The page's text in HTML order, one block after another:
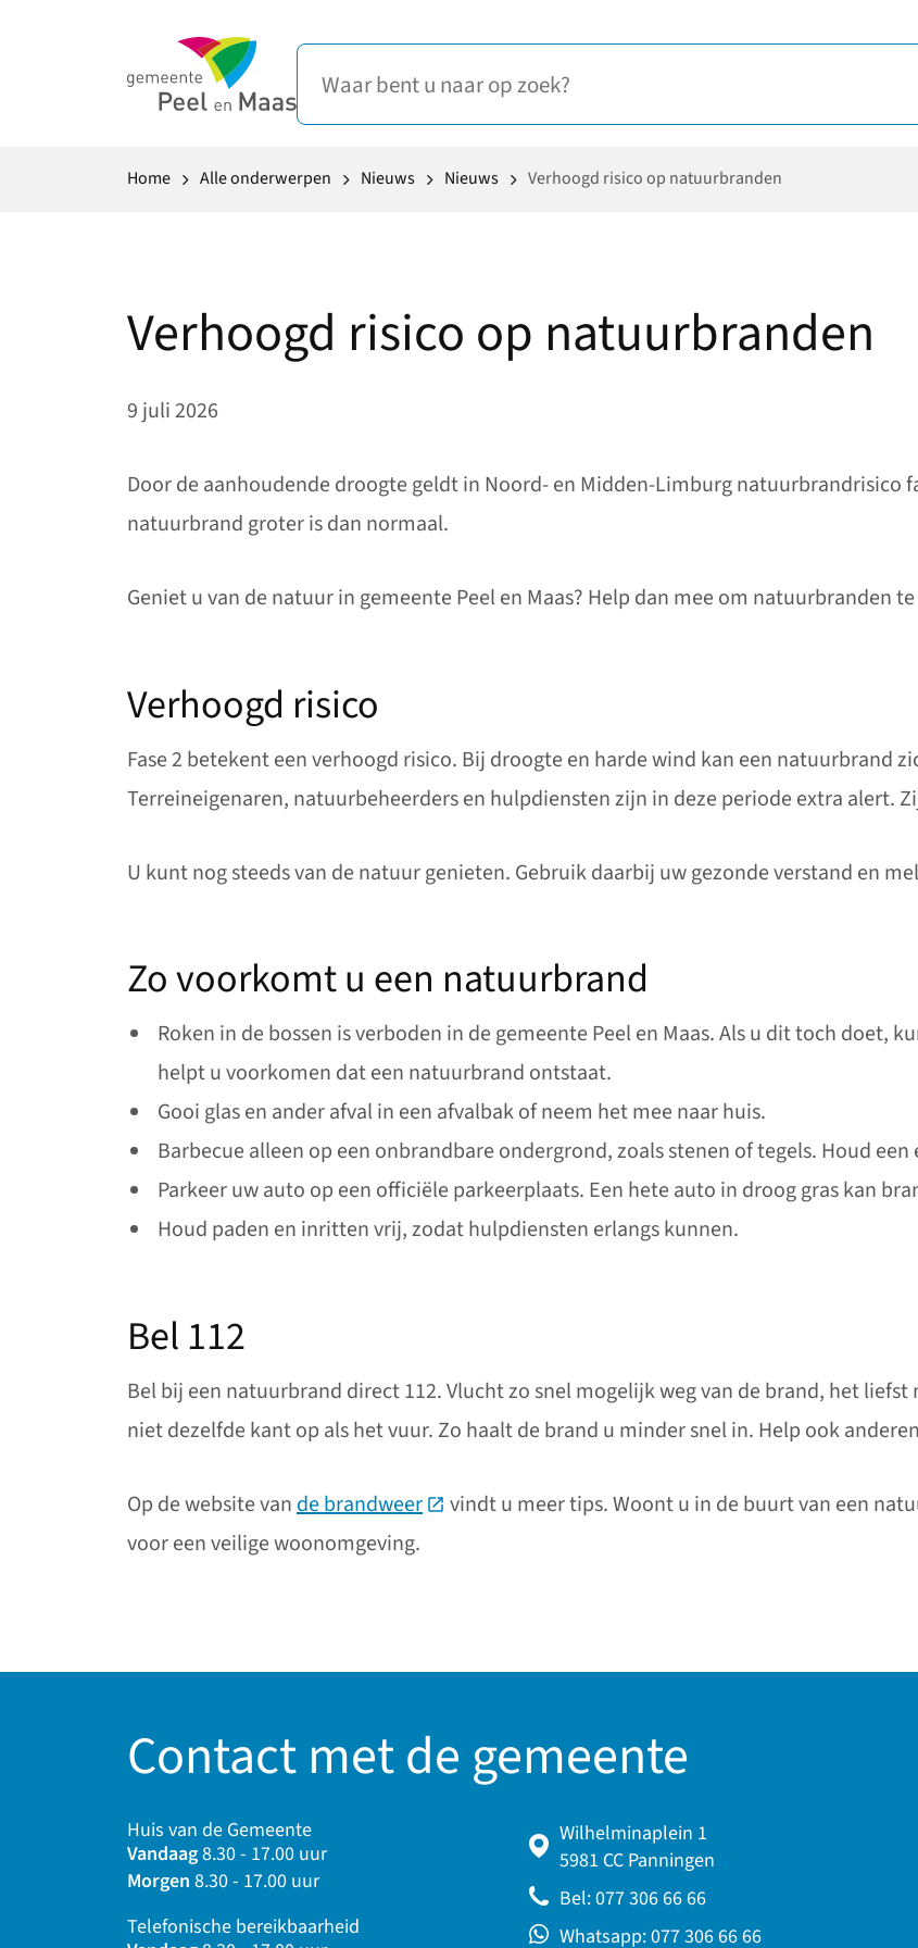
Home Alle onderwerpen Nieuws Nieuws Verhoogd risico op natuurbranden
Verhoogd risico op natuurbranden
9 juli 2026
Door de aanhoudende droogte geldt in Noord- en Midden-Limburg natuurbrandrisico
natuurbrand groter is dan normaal.
Geniet u van de natuur in gemeente Peel en Maas? Help dan mee om natuurbranden
Verhoogd risico
Fase 2 betekent een verhoogd risico. Bij droogte en harde wind kan een natuurbrand
Terreineigenaren, natuurbeheerders en hulpdiensten zijn in deze periode extra alert.
U kunt nog steeds van de natuur genieten. Gebruik daarbij uw gezonde verstand en
Zo voorkomt u een natuurbrand
Roken in de bossen is verboden in de gemeente Peel en Maas. Als u dit toch doet,
helpt u voorkomen dat een natuurbrand ontstaat.
Gooi glas en ander afval in een afvalbak of neem het mee naar huis.
Barbecue alleen op een onbrandbare ondergrond, zoals stenen of tegels. Houd
Parkeer uw auto op een officiële parkeerplaats. Een hete auto in droog gras kan
Houd paden en inritten vrij, zodat hulpdiensten erlangs kunnen.
Bel 112
Bel bij een natuurbrand direct 112. Vlucht zo snel mogelijk weg van de brand, het
niet dezelfde kant op als het vuur. Zo haalt de brand u minder snel in. Help ook
Op de website vande brandweer(Deze link gaat naar een externe website)
vindt u meer tips. Woont u in de buurt van een
voor een veilige woonomgeving.
Contact met de gemeente
Huis van de Gemeente
Vandaag8.30 - 17.00 uur
Morgen 8.30 - 17.00 uur
Telefonische bereikbaarheid
Wilhelminaplein 1
5981 CC Panningen
Bel: 077 306 66 66
Whatsapp: 077 306 66 66